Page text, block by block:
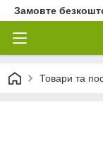
Замовте
Товари та